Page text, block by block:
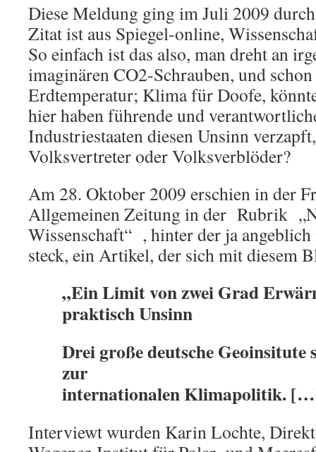
Diese Meldung ging im Juli 2009
Zitat ist aus Spiegel-online,
So einfach ist das also, man dreht an
imaginären CO2-Schrauben, und
Erdtemperatur; Klima für Doofe,
hier haben führende und
Industriestaaten diesen Unsinn
Volksvertreter oder Volksverblöder?
Am 28. Oktober 2009 erschien in der
Allgemeinen Zeitung in der Rubrik
Wissenschaft“ , hinter der ja
steck, ein Artikel, der sich mit diesem
„Ein Limit von zwei Grad
praktisch Unsinn
Drei große deutsche Geoinsitute
zur
internationalen Klimapolitik.
Interviewt wurden Karin Lochte,